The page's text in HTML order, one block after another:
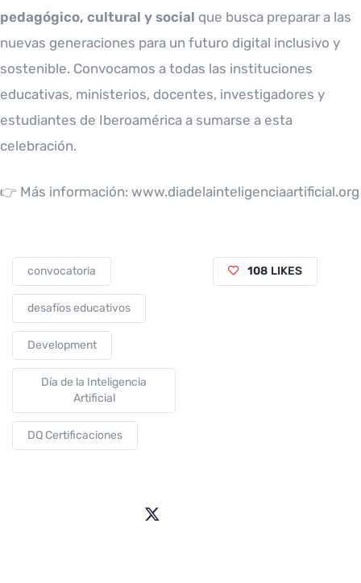
pedagógico, cultural y social que busca preparar a las
nuevas generaciones para un futuro digital inclusivo y
sostenible. Convocamos a todas las instituciones
educativas, ministerios, docentes, investigadores y
estudiantes de Iberoamérica a sumarse a esta
celebración.
👉 Más información: www.diadelainteligenciaartificial.org
convocatoria
desafíos educativos
Development
Día de la Inteligencia
Artificial
DQ Certificaciones
108 LIKES